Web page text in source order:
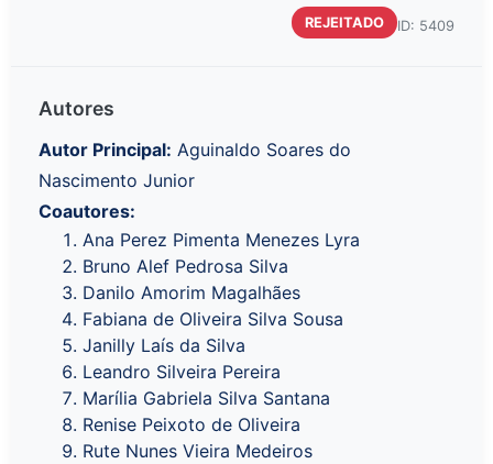
REJEITADO ID: 5409
Autores
Autor Principal: Aguinaldo Soares do
Nascimento Junior
Coautores:
Ana Perez Pimenta Menezes Lyra
Bruno Alef Pedrosa Silva
Danilo Amorim Magalhães
Fabiana de Oliveira Silva Sousa
Janilly Laís da Silva
Leandro Silveira Pereira
Marília Gabriela Silva Santana
Renise Peixoto de Oliveira
Rute Nunes Vieira Medeiros